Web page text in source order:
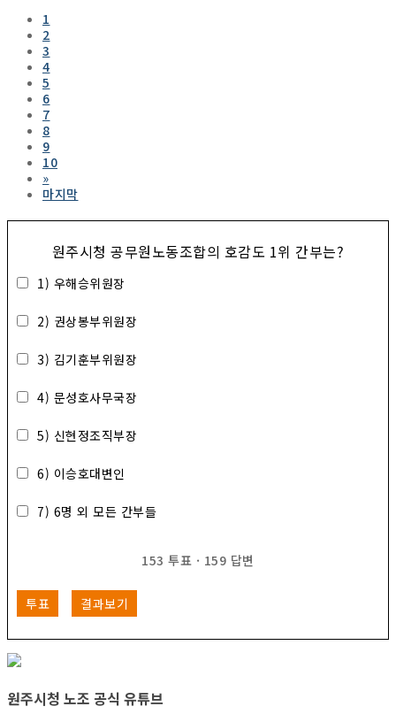
1
2
3
4
5
6
7
8
9
10
»
마지막
원주시청 공무원노동조합의 호감도 1위 간부는?
1) 우해승위원장
2) 권상봉부위원장
3) 김기훈부위원장
4) 문성호사무국장
5) 신현정조직부장
6) 이승호대변인
7) 6명 외 모든 간부들
153 투표 · 159 답변
투표 결과보기
원주시청 노조 공식 유튜브